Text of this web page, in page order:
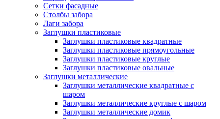
Сетки фасадные
Столбы забора
Лаги забора
Заглушки пластиковые
Заглушки пластиковые квадратные
Заглушки пластиковые прямоугольные
Заглушки пластиковые круглые
Заглушки пластиковые овальные
Заглушки металлические
Заглушки металлические квадратные с
шаром
Заглушки металлические круглые с шаром
Заглушки металлические домик